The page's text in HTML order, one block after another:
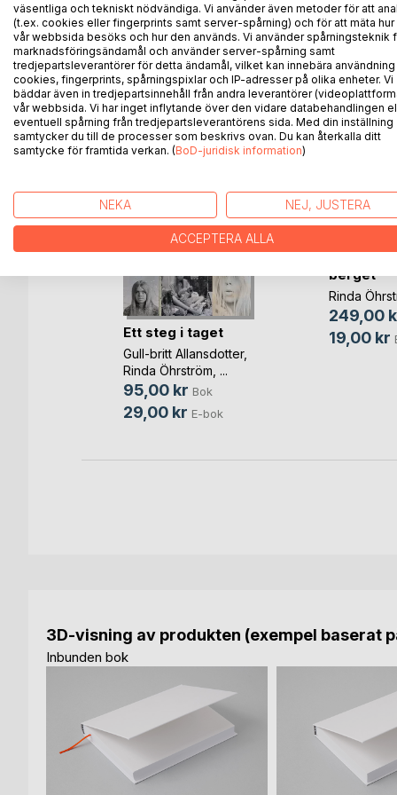
ANDRA TITLAR HOS
Ett steg i taget
Gull-britt Allansdotter,
Rinda Öhrström , ...
95,00 kr Bok
29,00 kr E-bok
Första
berget
Rinda
249,00
19,00 kr
3D-visning av produkten (exempel baserat
Inbunden bok
väsentliga och tekniskt nödvändiga. Vi använder även metoder för att
(t.ex. cookies eller fingerprints samt server-spårning) och för att mäta hur
vår webbsida besöks och hur den används. Vi använder spårningsteknik
marknadsföringsändamål och använder server-spårning samt
tredjepartsleverantörer för detta ändamål, vilket kan innebära användning
cookies, fingerprints, spårningspixlar och IP-adresser på olika enheter. Vi
bäddar även in tredjepartsinnehåll från andra leverantörer
vår webbsida. Vi har inget inflytande över den vidare databehandlingen
eventuell spårning från tredjepartsleverantörens sida. Med din inställning
samtycker du till de processer som beskrivs ovan. Du kan återkalla ditt
samtycke för framtida verkan. (BoD-juridisk information)
NEKA NEJ, JUSTERA
ACCEPTERA ALLA